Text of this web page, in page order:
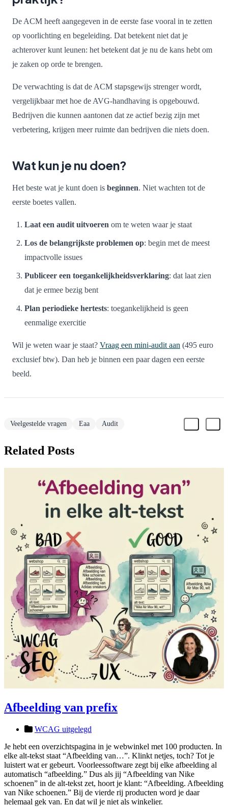
De ACM heeft aangegeven in de eerste fase vooral in te zetten
op voorlichting en begeleiding. Dat betekent niet dat je
achterover kunt leunen: het betekent dat je nu de kans hebt om
je zaken op orde te brengen.
De verwachting is dat de ACM stapsgewijs strenger wordt,
vergelijkbaar met hoe de AVG-handhaving is opgebouwd.
Bedrijven die kunnen aantonen dat ze actief bezig zijn met
verbetering, krijgen meer ruimte dan bedrijven die niets doen.
Wat kun je nu doen?
Het beste wat je kunt doen is beginnen. Niet wachten tot de
eerste boetes vallen.
Laat een audit uitvoeren om te weten waar je staat
Los de belangrijkste problemen op: begin met de meest
impactvolle issues
Publiceer een toegankelijkheidsverklaring: dat laat zien
dat je ermee bezig bent
Plan periodieke hertests: toegankelijkheid is geen
eenmalige exercitie
Wil je weten waar je staat? Vraag een mini-audit aan (495 euro
exclusief btw). Dan heb je binnen een paar dagen een eerste
beeld.
Veelgestelde vragen Eaa Audit
Related Posts
Afbeelding van prefix
WCAG uitgelegd
Je hebt een overzichtspagina in je webwinkel met 100 producten. In
elke alt-tekst staat “Afbeelding van…”. Klinkt netjes, toch? Tot je
luistert wat er gebeurt. Voorleessoftware zegt bij elke afbeelding al
automatisch “afbeelding.” Dus als jij “Afbeelding van Nike
schoenen” in de alt-tekst zet, hoort je klant: “Afbeelding. Afbeelding
van Nike schoenen.” Bij de vierde rij producten word je daar
helemaal gek van. En dat wil je niet als winkelier.